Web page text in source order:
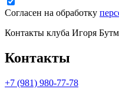
Согласен на обработку
Контакты клуба Игоря
Контакты
+7 (981) 980-77-78